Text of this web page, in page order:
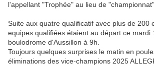
l'appellant "Trophée" au lieu de
Suite aux quatre qualificatif avec plus de 200
equipes qualifiées étaient au départ ce mardi
boulodrome d'Aussillon à 9h.
Toujours quelques surprises le matin en
éliminations des vice-champions 2025